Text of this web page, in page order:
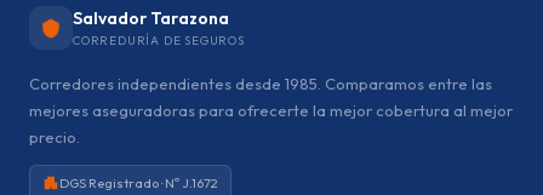
Salvador Tarazona
CORREDURÍA DE SEGUROS
Corredores independientes desde 1985. Comparamos entre las
mejores aseguradoras para ofrecerte la mejor cobertura al mejor
precio.
DGS Registrado · Nº J.1672